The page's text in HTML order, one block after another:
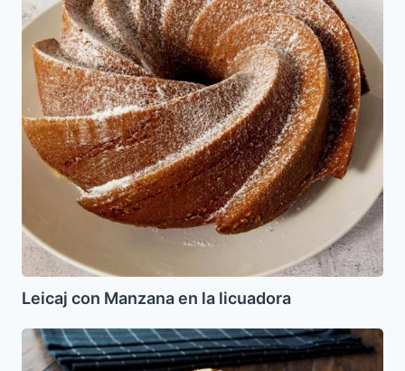
la
licuadora
Leicaj con Manzana en la licuadora
Baklava